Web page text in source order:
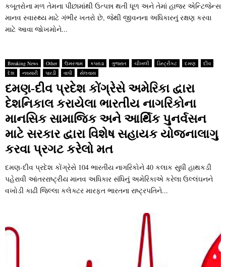
કબૂતરોના મળ તેમના પીંછામાંથી ઉત્‍પન્ન થતી ધૂળ અને તેમાં હાજર એન્‍ટિજેન્‍સ
માનવ સ્‍વાસ્‍થ્‍ય માટે ગંભીર ખતરો છે, જેથી જીવનના અધિકારનું રક્ષણ કરવા
માટે આવા જોખમોને...
Breaking News Other ઉમરગામ કપરાડા ગુજરાત ચીખલી ડિસ્ટ્રીકટ દમણ
દીવ
દેશ
નવસારી પારડી વાપી સેલવાસ
દમણ-દીવ પ્રદેશ કોંગ્રેસે અમેરિકા દ્વારા
દેશનિકાલ કરાયેલા ભારતીય નાગરિકોના
માનસિક સામાજિક અને આર્થિક પુનર્વસન
માટે સરકાર દ્વારા વિશેષ સહાયક યોજનાલાગુ
કરવા પ્રગટ કરેલો મત
દમણ-દીવ પ્રદેશ કોંગ્રેસે 104 ભારતીય નાગરિકોને 40 કલાક સુધી હાથકડી
પહેરાવી આંતરરાષ્‍ટ્રીય માનવ અધિકાર સંધિનું અમેરિકાએ કરેલા ઉલ્લંઘનને
વખોડી કાઢી જિલ્લા કલેક્‍ટર મારફત ભારતના રાષ્‍ટ્રપતિને...